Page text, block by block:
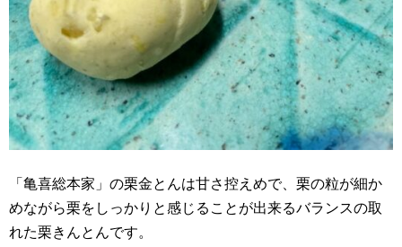
「亀喜総本家」の栗金とんは甘さ控えめで、栗の粒が細か
めながら栗をしっかりと感じることが出来るバランスの取
れた栗きんとんです。